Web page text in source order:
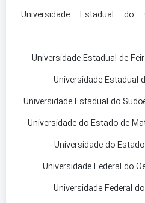
Universidade Estadual
Universidade Estadual de
Universidade Estadual
Universidade Estadual do
Universidade do Estado de
Universidade do
Universidade Federal do
Universidade Federal